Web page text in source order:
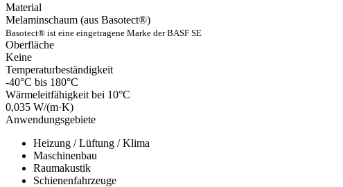
Material
Melaminschaum (aus Basotect®)
Basotect® ist eine eingetragene Marke der BASF SE
Oberfläche
Keine
Temperaturbeständigkeit
-40°C bis 180°C
Wärmeleitfähigkeit bei 10°C
0,035 W/(m·K)
Anwendungsgebiete
Heizung / Lüftung / Klima
Maschinenbau
Raumakustik
Schienenfahrzeuge